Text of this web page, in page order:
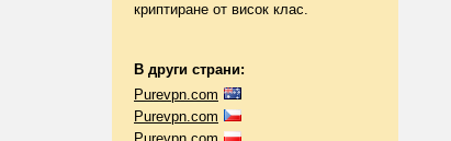
криптиране от висок клас.
В други страни:
Purevpn.com
Purevpn.com